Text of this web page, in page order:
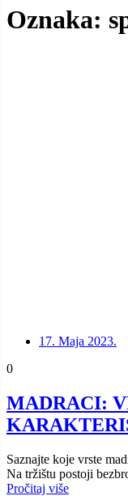
Oznaka:
17. Maja 2023.
0
MADRACI:
Saznajte koje vrste
Na tržištu postoji
Pročitaj više